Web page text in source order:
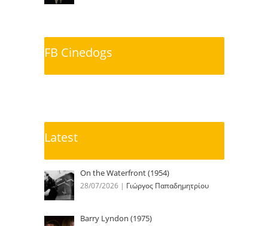
FB Cinedogs
Latest
On the Waterfront (1954)
28/07/2026 | Γιώργος Παπαδημητρίου
Barry Lyndon (1975)